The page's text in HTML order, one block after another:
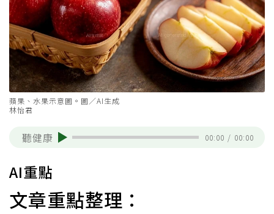
蘋果、水果示意圖。圖／AI生成
林怡君
聽健康 00:00 / 00:00
AI重點
文章重點整理：